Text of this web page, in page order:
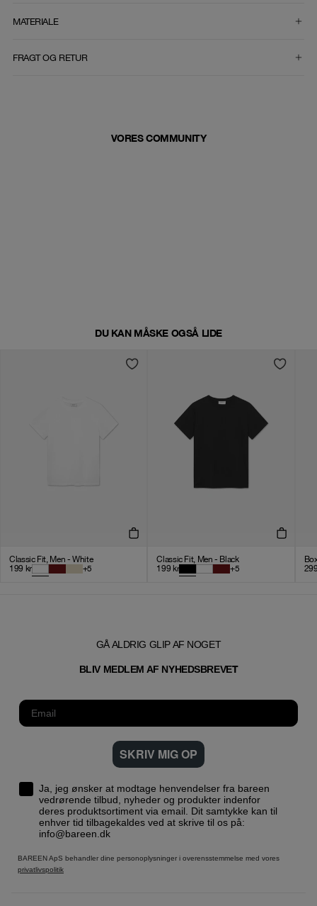
MATERIALE
FRAGT OG RETUR
VORES COMMUNITY
DU KAN MÅSKE OGSÅ LIDE
Classic Fit, Men - White
199 kr +5
Classic Fit, Men - Black
199 kr +5
GÅ ALDRIG GLIP AF NOGET
BLIV MEDLEM AF NYHEDSBREVET
SKRIV MIG OP
Ja, jeg ønsker at modtage henvendelser fra bareen
vedrørende tilbud, nyheder og produkter indenfor
deres produktsortiment via email. Dit samtykke kan til
enhver tid tilbagekaldes ved at skrive til os på:
info@bareen.dk
BAREEN ApS behandler dine personoplysninger i overensstemmelse med vores
privatlivspolitik